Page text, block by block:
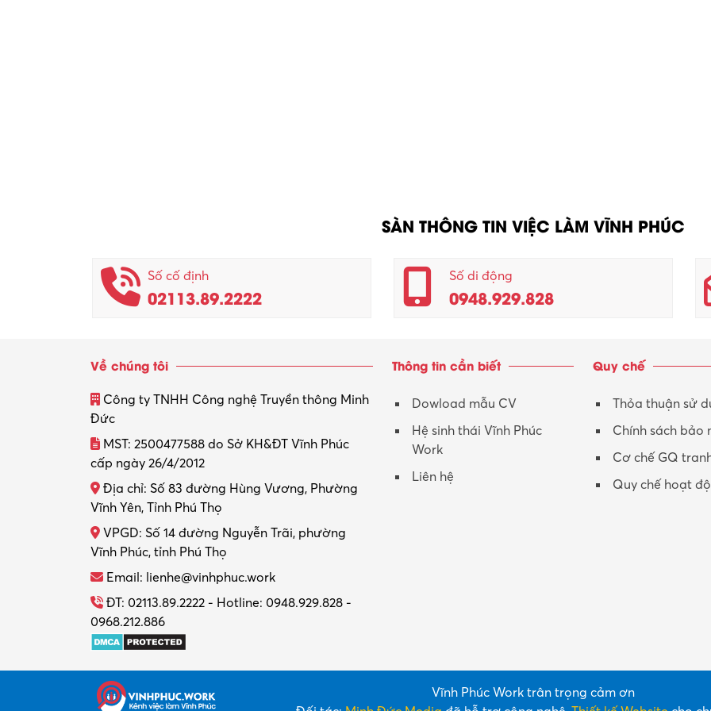
SÀN THÔNG TIN VIỆC LÀM VĨNH PHÚC
Số cố định
02113.89.2222
Số di động
0948.929.828
Về chúng tôi
Công ty TNHH Công nghệ Truyền thông Minh
Đức
MST: 2500477588 do Sở KH&ĐT Vĩnh Phúc
cấp ngày 26/4/2012
Địa chỉ: Số 83 đường Hùng Vương, Phường
Vĩnh Yên, Tỉnh Phú Thọ
VPGD: Số 14 đường Nguyễn Trãi, phường
Vĩnh Phúc, tỉnh Phú Thọ
Email: lienhe@vinhphuc.work
ĐT: 02113.89.2222 - Hotline: 0948.929.828 -
0968.212.886
Thông tin cần biết
Dowload mẫu CV
Hệ sinh thái Vĩnh Phúc
Work
Liên hệ
Quy chế
Thỏa thuận sử
Chính sách bảo
Cơ chế GQ
Quy chế hoạt
Vĩnh Phúc Work trân trọng cảm ơn